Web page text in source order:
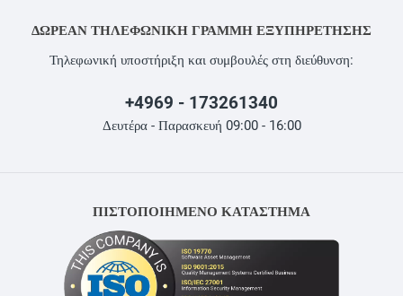
ΔΩΡΕΆΝ ΤΗΛΕΦΩΝΙΚΉ ΓΡΑΜΜΉ ΕΞΥΠΗΡΈΤΗΣΗΣ
Τηλεφωνική υποστήριξη και συμβουλές στη διεύθυνση:
+4969 - 173261340
Δευτέρα - Παρασκευή 09:00 - 16:00
ΠΙΣΤΟΠΟΙΗΜΕΝΟ ΚΑΤΑΣΤΗΜΑ